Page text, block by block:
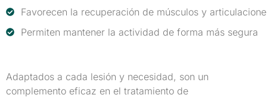
Favorecen la recuperación de músculos y
Permiten mantener la actividad de forma más segura
Adaptados a cada lesión y necesidad, son un
complemento eficaz en el tratamiento de